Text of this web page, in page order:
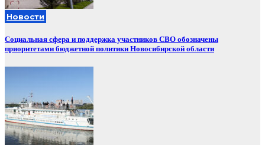
Новости
Социальная сфера и поддержка участников СВО обозначены
приоритетами бюджетной политики Новосибирской области